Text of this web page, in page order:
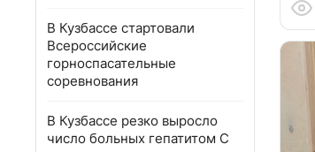
В Кузбассе стартовали
Всероссийские
горноспасательные
соревнования
В Кузбассе резко выросло
число больных гепатитом С